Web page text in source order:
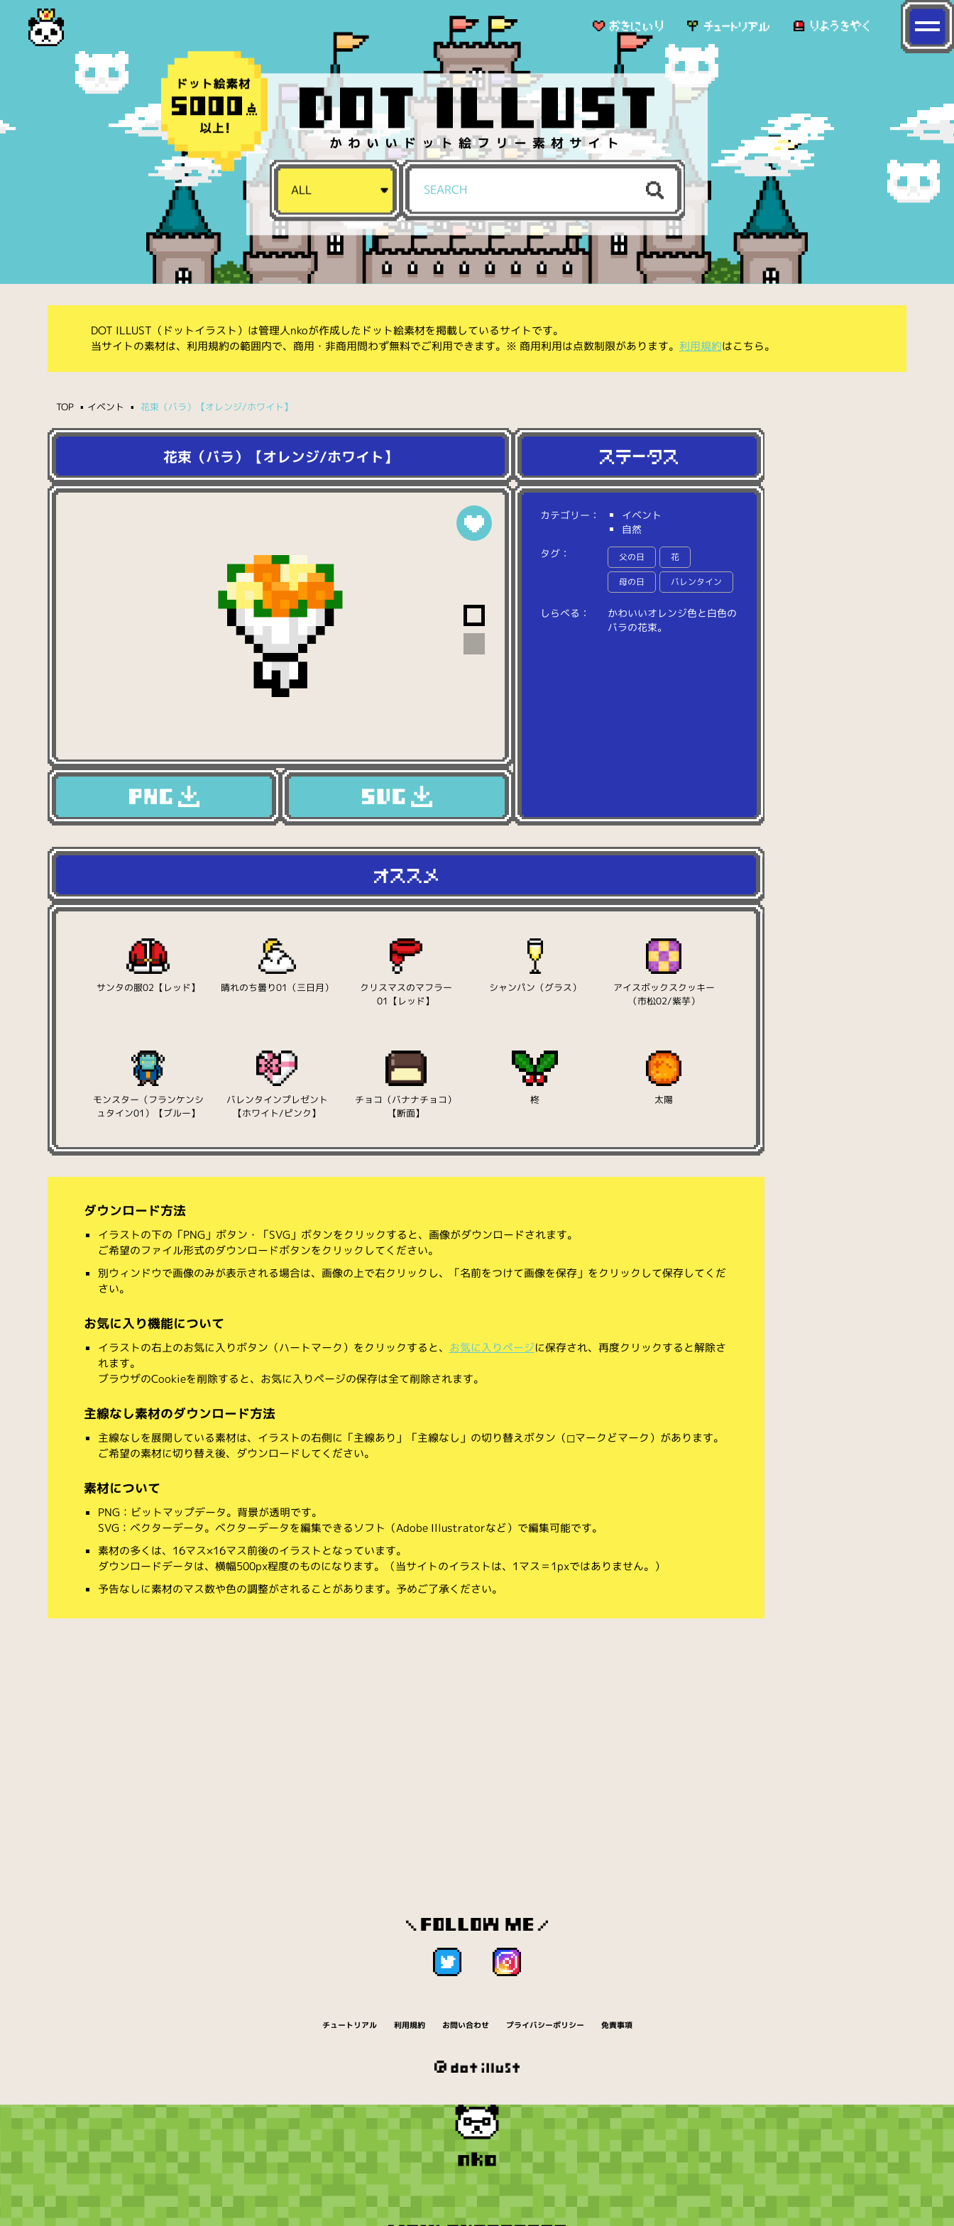
かわいいドット絵フリー素材サイト
DOT ILLUST（ドットイラスト）は管理人nkoが作成したドット絵素材を掲載しているサイトです。
当サイトの素材は、利用規約の範囲内で、商用・非商用問わず無料でご利用できます。※ 商用利用は点数制限があります。 利用規約はこちら。
TOP イベント 花束（バラ）【オレンジ/ホワイト】
花束（バラ）【オレンジ/ホワイト】
カテゴリー：
イベント
自然
タグ：
父の日 花
母の日 バレンタイン
しらべる： かわいいオ レ ンジ色と白色の
バラの花束。
サンタの服02【レッド】 晴れのち曇り01（三日月）
クリスマスのマフラー
01【レッド】
シャンパン（グラス）
アイスボックスクッキー
（市松02/紫芋）
モンスター（フランケンシ
ュタイン01）【ブルー】
バレンタインプレゼント
【ホワイト/ピンク】
チョコ（バナナチョコ）
【断面】
柊 太陽
ダウンロード方法
イラストの下の「PNG」ボタン・「SVG」ボタンをクリックすると、画像がダウンロードされます。
ご希望のファイル形式のダウンロードボタンをクリックしてください。
別ウィンドウで画像のみが表示される場合は、画像の上で右クリックし、「名前をつけて画像を保存」をクリックして保存してくだ
さい。
お気に入り機能について
イラストの右上のお気に入りボタン（ハートマーク）をクリックすると、 お気に入りページに保存され、再度クリックすると解除さ
れます。
ブラウザのCookieを削除すると、お気に入りページの保存は全て削除されます。
主線なし素材のダウンロード方法
主線なしを展開している素材は、イラストの右側に「主線あり」「主線なし」の切り替えボタン（◻︎マークと◼︎マーク）があります。
ご希望の素材に切り替え後、ダウンロードしてください。
素材について
PNG：ビットマップデータ。背景が透明です。
SVG：ベクターデータ。ベクターデータを編集できるソフト（Adobe Illustratorなど）で編集可能です。
素材の多くは、16マス×16マス前後のイラストとなっています。
ダウンロードデータは、横幅500px程度のものになります。（当サイトのイラストは、1マス＝1pxではありません。）
予告なしに素材のマス数や色の調整がされることがあります。予めご了承ください。
チュートリアル 利用規約 お問い合わせ プライバシーポリシー 免責事項